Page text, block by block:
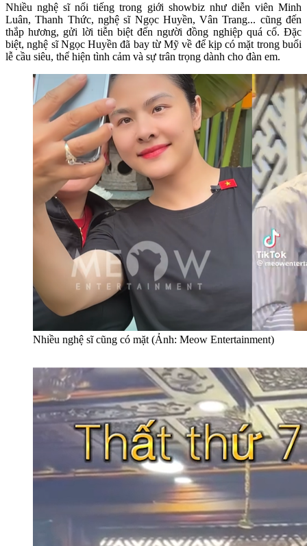
Nhiều nghệ sĩ nổi tiếng trong giới showbiz như diễn viên Minh
Luân, Thanh Thức, nghệ sĩ Ngọc Huyền, Vân Trang... cũng đến
thắp hương, gửi lời tiễn biệt đến người đồng nghiệp quá cố. Đặc
biệt, nghệ sĩ Ngọc Huyền đã bay từ Mỹ về để kịp có mặt trong buổi
lễ cầu siêu, thể hiện tình cảm và sự trân trọng dành cho đàn em.
Nhiều nghệ sĩ cũng có mặt (Ảnh: Meow Entertainment)